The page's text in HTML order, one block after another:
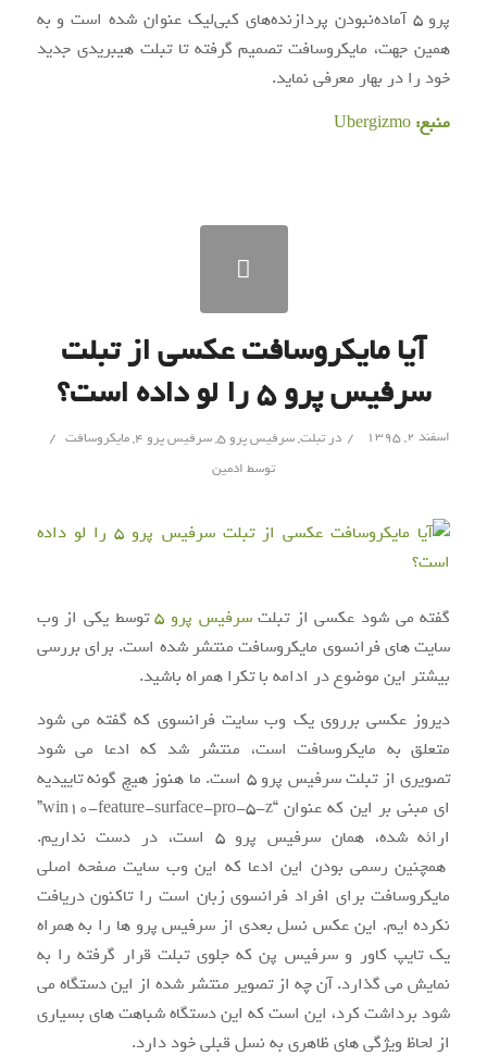
پرو ۵ آماده‌نبودن پردازنده‌های کبی‌لیک عنوان شده است و به
همین جهت، مایکروسافت تصمیم گرفته تا تبلت هیبریدی جدید
خود را در بهار معرفی نماید.
منبع:
آیا مایکروسافت عکسی از تبلت
سرفیس پرو ۵ را لو داده است؟
اسفند ۲, ۱۳۹۵ / درتبلت,سرفیس پرو 5 ,سرفیس پرو ۴ ,مایکروسافت /
توسط ادمین
گفته می شود عکسی از تبلتسرفیس پرو ۵
توسط یکی از وب
سایت های فرانسوی مایکروسافت منتشر شده است. برای بررسی
بیشتر این موضوع در ادامه با تکرا همراه باشید.
دیروز عکسی برروی یک وب سایت فرانسوی که گفته می شود
متعلق به مایکروسافت است، منتشر شد که ادعا می شود
تصویری از تبلت سرفیس پرو ۵ است. ما هنوز هیچ گونه تاییدیه
ای مبنی بر این که عنوان “win10-feature-surface-pro-5-z”
ارائه شده، همان سرفیس پرو ۵ است، در دست نداریم.
همچنین رسمی بودن این ادعا که این وب سایت صفحه اصلی
مایکروسافت برای افراد فرانسوی زبان است را تاکنون دریافت
نکرده ایم. این عکس نسل بعدی از سرفیس پرو ها را به همراه
یک تایپ کاور و سرفیس پن که جلوی تبلت قرار گرفته را به
نمایش می گذارد. آن چه از تصویر منتشر شده از این دستگاه می
شود برداشت کرد، این است که این دستگاه شباهت های بسیاری
از لحاظ ویژگی های ظاهری به نسل قبلی خود دارد.